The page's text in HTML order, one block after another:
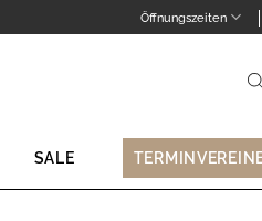
Öffnungszeiten
SALE